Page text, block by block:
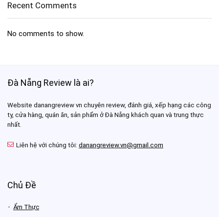
Recent Comments
No comments to show.
Đà Nẵng Review là ai?
Website danangreview vn chuyên review, đánh giá, xếp hạng các công
ty, cửa hàng, quán ăn, sản phẩm ở Đà Nẵng khách quan và trung thực
nhất.
Liên hệ với chúng tôi: danangreview.vn@gmail.com
Chủ Đề
Ẩm Thực